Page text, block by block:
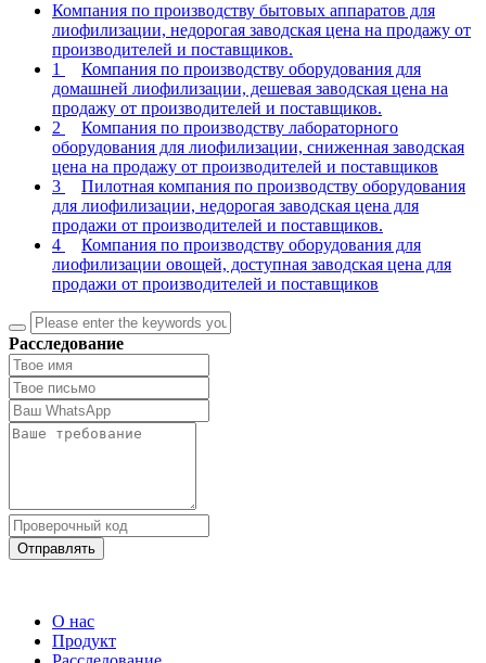
Компания по производству бытовых аппаратов для
лиофилизации, недорогая заводская цена на продажу от
производителей и поставщиков.
1
Компания по производству оборудования для
домашней лиофилизации, дешевая заводская цена на
продажу от производителей и поставщиков.
2
Компания по производству лабораторного
оборудования для лиофилизации, сниженная заводская
цена на продажу от производителей и поставщиков
3
Пилотная компания по производству оборудования
для лиофилизации, недорогая заводская цена для
продажи от производителей и поставщиков.
4
Компания по производству оборудования для
лиофилизации овощей, доступная заводская цена для
продажи от производителей и поставщиков
Расследование
Отправлять
О нас
Продукт